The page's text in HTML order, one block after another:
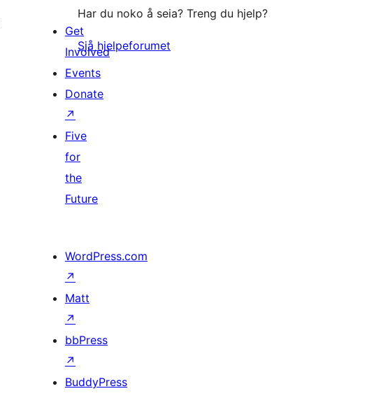
Har du noko å seia? Treng du hjelp?
Sjå hjelpeforumet
Get
Involved
Events
Donate
↗
Five
for
the
Future
WordPress.com
↗
Matt
↗
bbPress
↗
BuddyPress